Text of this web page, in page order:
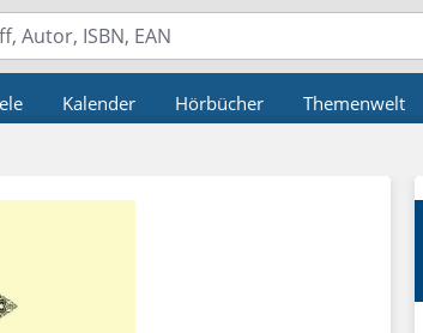
Kalender Hörbücher Themenwelt